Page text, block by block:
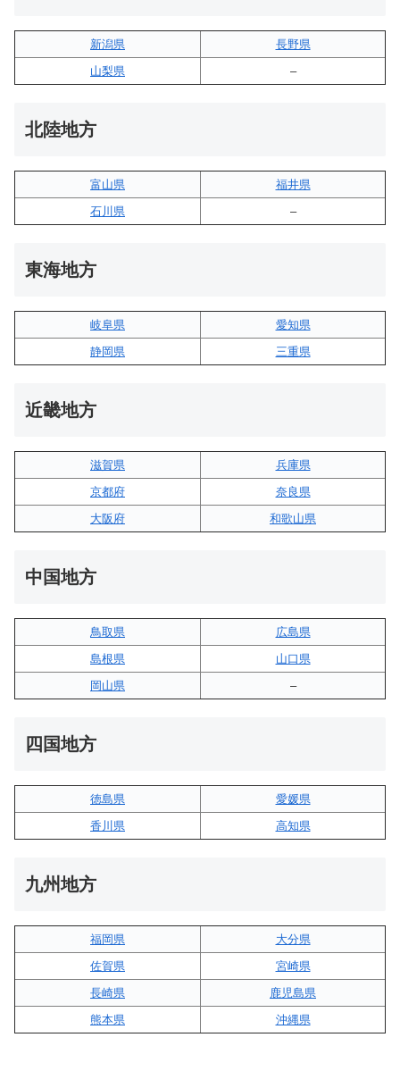
新潟県
長野県
山梨県
–
北陸地方
富山県
福井県
石川県
–
東海地方
岐阜県
愛知県
静岡県
三重県
近畿地方
滋賀県
兵庫県
京都府
奈良県
大阪府
和歌山県
中国地方
鳥取県
広島県
島根県
山口県
岡山県
–
四国地方
徳島県
愛媛県
香川県
高知県
九州地方
福岡県
大分県
佐賀県
宮崎県
長崎県
鹿児島県
熊本県
沖縄県